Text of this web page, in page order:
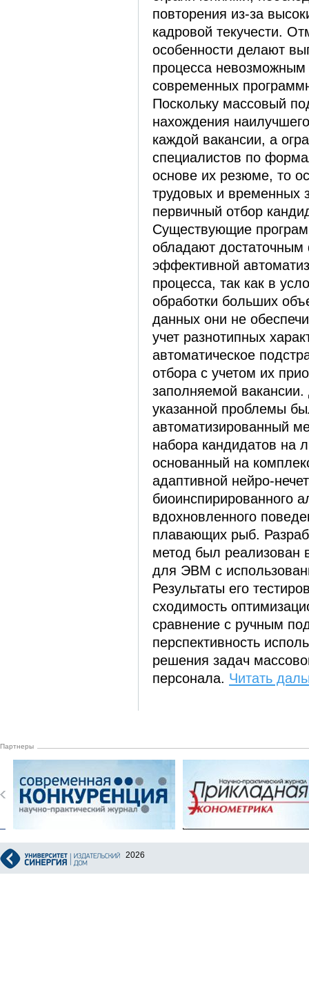
повторения из-за
кадровой текучести.
особенности делают
процесса
современных
Поскольку массовый
нахождения
каждой вакансии, а
специалистов по
основе их резюме, то
трудовых и временных
первичный отбор
Существующие
обладают
эффективной
процесса, так как в
обработки больших
данных они не
учет разнотипных
автоматическое
отбора с учетом их
заполняемой
указанной проблемы
автоматизированный
набора кандидатов на
основанный на
адаптивной нейро-
биоинспирированного
вдохновленного
плавающих рыб.
метод был реализован
для ­ЭВМ с
Результаты его
сходимость
сравнение с ручным
перспективность
решения задач
персонала. Читать
Партнеры
2026